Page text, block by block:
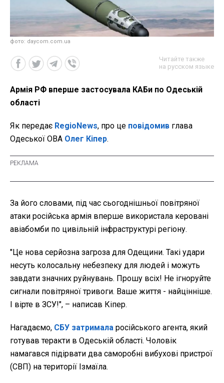
фото: daycom.com.ua
Читайте также
на русском языке
Армія РФ вперше застосувала КАБи по Одеській
області
Як передає RegioNews, про це повідомив глава
Одеської ОВА Олег Кіпер.
За його словами, під час сьогоднішньої повітряної
атаки російська армія вперше використала керовані
авіабомби по цивільній інфраструктурі регіону.
"Це нова серйозна загроза для Одещини. Такі удари
несуть колосальну небезпеку для людей і можуть
завдати значних руйнувань. Прошу всіх! Не ігноруйте
сигнали повітряної тривоги. Ваше життя - найцінніше.
І вірте в ЗСУ!", – написав Кіпер.
Нагадаємо, СБУ затримала російського агента, який
готував теракти в Одеській області. Чоловік
намагався підірвати два саморобні вибухові пристрої
(СВП) на території Ізмаїла.